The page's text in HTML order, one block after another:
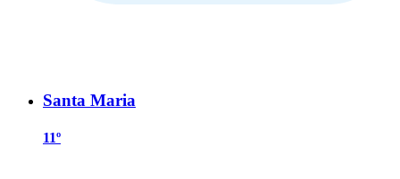
Santa Maria
11º